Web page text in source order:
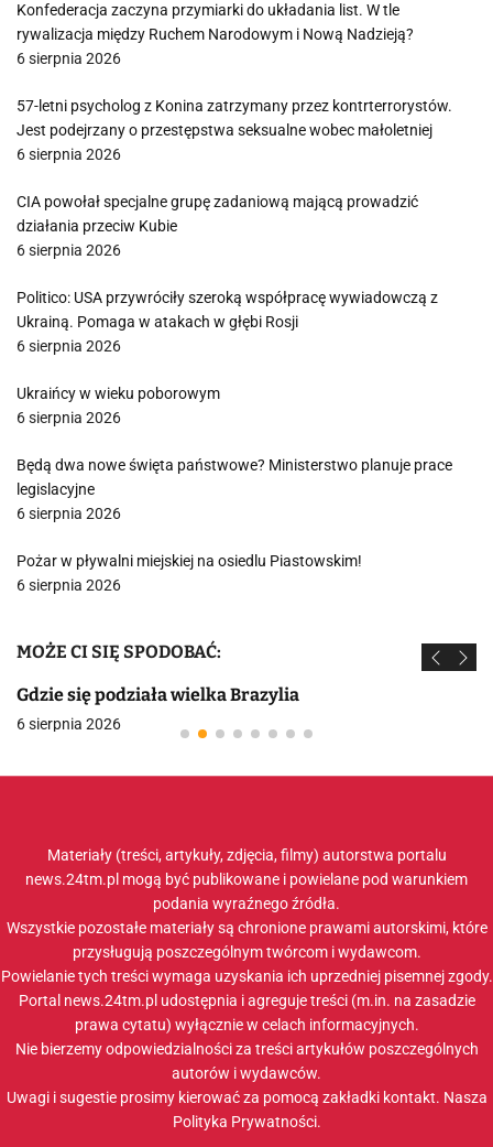
Konfederacja zaczyna przymiarki do układania list. W tle
rywalizacja między Ruchem Narodowym i Nową Nadzieją?
6 sierpnia 2026
57-letni psycholog z Konina zatrzymany przez kontrterrorystów.
Jest podejrzany o przestępstwa seksualne wobec małoletniej
6 sierpnia 2026
CIA powołał specjalne grupę zadaniową mającą prowadzić
działania przeciw Kubie
6 sierpnia 2026
Politico: USA przywróciły szeroką współpracę wywiadowczą z
Ukrainą. Pomaga w atakach w głębi Rosji
6 sierpnia 2026
Ukraińcy w wieku poborowym
6 sierpnia 2026
Będą dwa nowe święta państwowe? Ministerstwo planuje prace
legislacyjne
6 sierpnia 2026
Pożar w pływalni miejskiej na osiedlu Piastowskim!
6 sierpnia 2026
MOŻE CI SIĘ SPODOBAĆ:
Gdzie się podziała wielka Brazylia
6 sierpnia 2026
Materiały (treści, artykuły, zdjęcia, filmy) autorstwa portalu
news.24tm.pl mogą być publikowane i powielane pod warunkiem
podania wyraźnego źródła.
Wszystkie pozostałe materiały są chronione prawami autorskimi, które
przysługują poszczególnym twórcom i wydawcom.
Powielanie tych treści wymaga uzyskania ich uprzedniej pisemnej zgody.
Portal news.24tm.pl udostępnia i agreguje treści (m.in. na zasadzie
prawa cytatu) wyłącznie w celach informacyjnych.
Nie bierzemy odpowiedzialności za treści artykułów poszczególnych
autorów i wydawców.
Uwagi i sugestie prosimy kierować za pomocą zakładki kontakt. Nasza
Polityka Prywatności.